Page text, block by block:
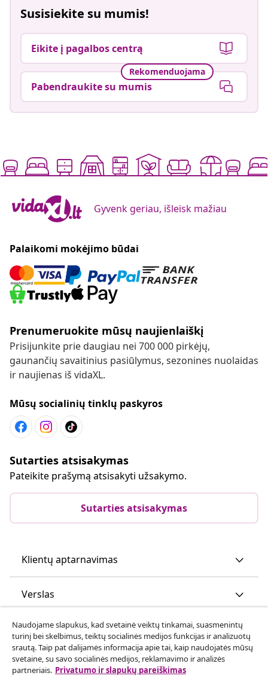
Susisiekite su mumis!
Eikite į pagalbos centrą
Rekomenduojama
Pabendraukite su mumis
Gyvenk geriau, išleisk mažiau
Palaikomi mokėjimo būdai
Prenumeruokite mūsų naujienlaiškį
Prisijunkite prie daugiau nei 700 000 pirkėjų,
gaunančių savaitinius pasiūlymus, sezonines nuolaidas
ir naujienas iš vidaXL.
Mūsų socialinių tinklų paskyros
Sutarties atsisakymas
Pateikite prašymą atsisakyti užsakymo.
Sutarties atsisakymas
Klientų aptarnavimas
Verslas
vidaXL
Atraskite daugiau
Naudojame slapukus, kad svetainė veiktų tinkamai, suasmenintų
turinį bei skelbimus, teiktų socialinės medijos funkcijas ir analizuotų
srautą. Taip pat dalijamės informacija apie tai, kaip naudojatės mūsų
svetaine, su savo socialinės medijos, reklamavimo ir analizės
partneriais. Privatumo ir slapukų pareiškimas